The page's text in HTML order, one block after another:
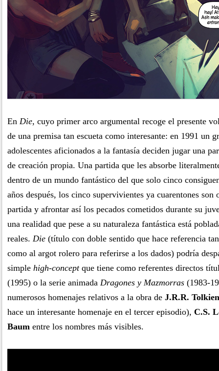
En Die, cuyo primer arco argumental recoge el presente
de una premisa tan escueta como interesante: en 1991 un
adolescentes aficionados a la fantasía deciden jugar una
de creación propia. Una partida que les absorbe
dentro de un mundo fantástico del que solo cinco
años después, los cinco supervivientes ya cuarentones son
partida y afrontar así los pecados cometidos durante su
una realidad que pese a su naturaleza fantástica está
reales. Die (título con doble sentido que hace referencia
como al argot rolero para referirse a los dados) podría
simple high-conceptque tiene como referentes directos
(1995) o la serie animada Dragones y Mazmorras (1983-
numerosos homenajes relativos a la obra de J.R.R. Tolkien
hace un interesante homenaje en el tercer episodio), C.S.
Baum entre los nombres más visibles.